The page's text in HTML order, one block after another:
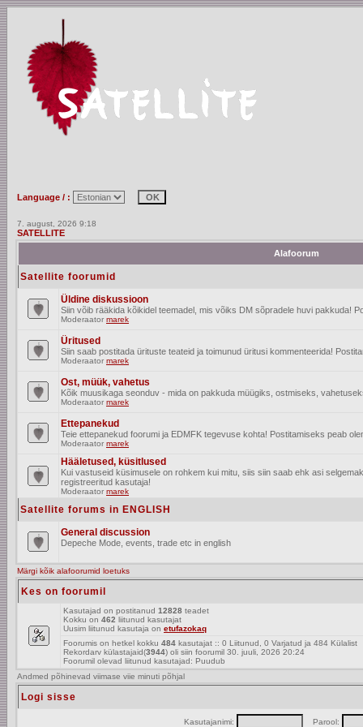
Language / :
7. august, 2026 9:18
SATELLITE
Alafoorum
Satellite foorumid
Üldine diskussioon
Siin võib rääkida kõikidel teemadel, mis võiks DM sõpradele huvi pakkuda!
Moderaator marek
Üritused
Siin saab postitada ürituste teateid ja toimunud üritusi kommenteerida!
Moderaator marek
Ost, müük, vahetus
Kõik muusikaga seonduv - mida on pakkuda müügiks, ostmiseks,
Moderaator marek
Ettepanekud
Teie ettepanekud foorumi ja EDMFK tegevuse kohta! Postitamiseks peab
Moderaator marek
Hääletused, küsitlused
Kui vastuseid küsimusele on rohkem kui mitu, siis siin saab ehk asi
registreeritud kasutaja!
Moderaator marek
Satellite forums in ENGLISH
General discussion
Depeche Mode, events, trade etc in english
Märgi kõik alafoorumid loetuks
Kes on foorumil
Kasutajad on postitanud 12828 teadet
Kokku on 462 liitunud kasutajat
Uusim liitunud kasutaja on etufazokaq
Foorumis on hetkel kokku 484 kasutajat :: 0 Liitunud, 0 Varjatud ja 484
Rekordarv külastajaid(3944) oli siin foorumil 30. juuli, 2026 20:24
Foorumil olevad liitunud kasutajad: Puudub
Andmed põhinevad viimase viie minuti põhjal
Logi sisse
Kasutajanimi: Parool: